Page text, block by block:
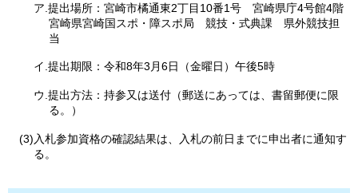
ア.提出場所：宮崎市橘通東2丁目10番1号
宮崎県庁4号館4階
宮崎県宮崎国スポ・障スポ局
競技・式典課 県外競技担
当
イ.提出期限：令和8年3月6日（金曜日）午後5時
ウ.提出方法：持参又は送付（郵送にあっては、書留郵便に限
る。）
(3)入札参加資格の確認結果は、入札の前日までに申出者に通知す
る。